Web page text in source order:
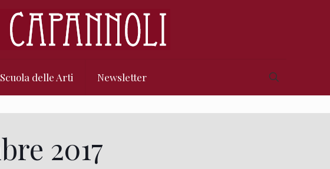
Scuola delle Arti Newsletter
2017